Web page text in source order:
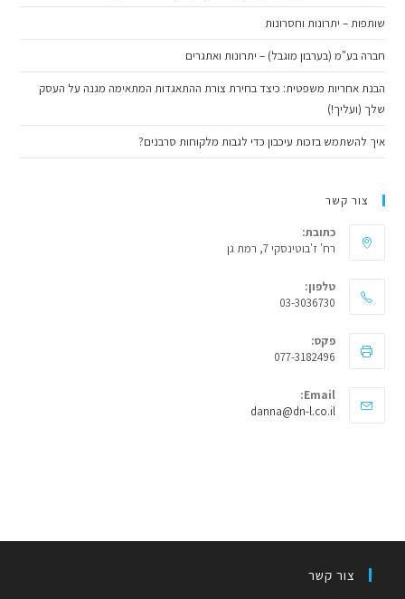
שותפות – יתרונות וחסרונות
חברה בע"מ (בערבון מוגבל) – יתרונות ואתגרים
הבנת אחריות משפטית: כיצד בחירת צורת ההתאגדות המתאימה מגנה על העסק
שלך (ועליך!)
איך להשתמש בזכות עיכבון כדי לגבות מלקוחות סרבנים?
צור קשר
כתובת:
רח' ז'בוטינסקי 7, רמת גן
טלפון:
03-3036730
פקס:
077-3182496
Email:
danna@dn-l.co.il
צור קשר